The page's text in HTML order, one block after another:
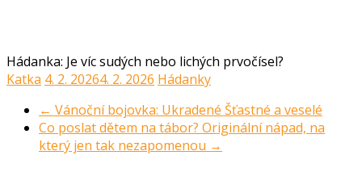
Hádanka: Je víc sudých nebo lichých prvočísel?
Katka 4. 2. 20264. 2. 2026 Hádanky
← Vánoční bojovka: Ukradené Šťastné a veselé
Co poslat dětem na tábor? Originální nápad, na
který jen tak nezapomenou →